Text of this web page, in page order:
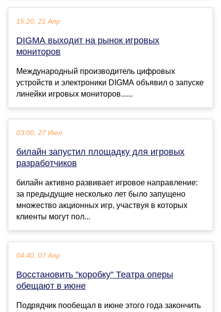
15:20, 21 Апр
DIGMA выходит на рынок игровых
мониторов
Международный производитель цифровых
устройств и электроники DIGMA объявил о запуске
линейки игровых мониторов......
03:00, 27 Июл
билайн запустил площадку для игровых
разработчиков
билайн активно развивает игровое направление:
за предыдущие несколько лет было запущено
множество акционных игр, участвуя в которых
клиенты могут пол...
04:40, 07 Апр
Восстановить "коробку" Театра оперы
обещают в июне
Подрядчик пообещал в июне этого года закончить